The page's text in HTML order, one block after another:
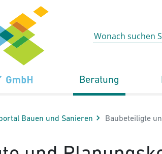
Beratung
Bauen und Sanieren Aktuelle Seite:
Baubeteiligte